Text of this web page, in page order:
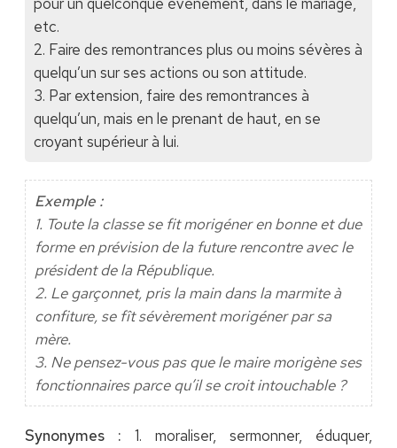
etc.
2. Faire des remontrances plus ou moins sévères à
quelqu’un sur ses actions ou son attitude.
3. Par extension, faire des remontrances à
quelqu’un, mais en le prenant de haut, en se
croyant supérieur à lui.
Exemple :
1. Toute la classe se fit morigéner en bonne et due
forme en prévision de la future rencontre avec le
président de la République.
2. Le garçonnet, pris la main dans la marmite à
confiture, se fît sévèrement morigéner par sa
mère.
3. Ne pensez-vous pas que le maire morigène ses
fonctionnaires parce qu’il se croit intouchable ?
Synonymes : 1. moraliser, sermonner, éduquer,